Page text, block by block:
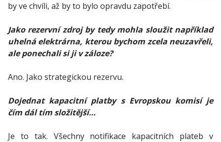
by ve chvíli, až by to bylo opravdu zapotřebí.
Jako rezervní zdroj by tedy mohla sloužit například
uhelná elektrárna, kterou bychom zcela neuzavřeli,
ale ponechali si ji v záloze?
Ano. Jako strategickou rezervu.
Dojednat kapacitní platby s Evropskou komisí je
čím dál tím složitější…
Je to tak. Všechny notifikace kapacitních plateb v